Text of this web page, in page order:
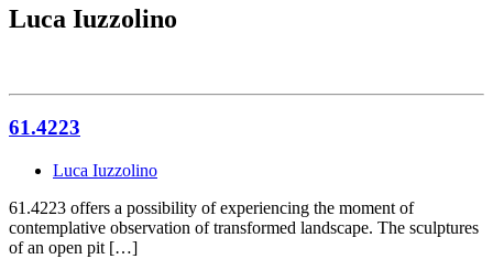
Luca Iuzzolino
61.4223
Luca Iuzzolino
61.4223 offers a possibility of experiencing the moment of
contemplative observation of transformed landscape. The sculptures
of an open pit […]